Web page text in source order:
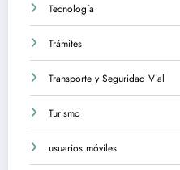
Tecnología
Trámites
Transporte y Seguridad Vial
Turismo
usuarios móviles